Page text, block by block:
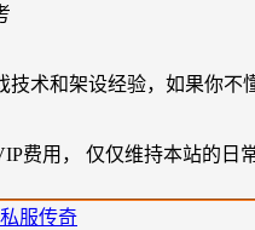
技术和架设经验，如果你
费用， 仅仅维持本站的日
私服传奇